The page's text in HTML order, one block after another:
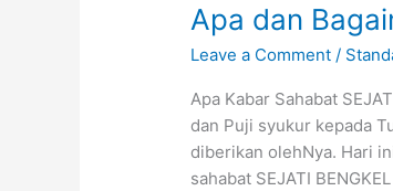
Apa dan
Leave a Comment /
Apa Kabar Sahabat
dan Puji syukur kepada
diberikan olehNya. Hari
sahabat SEJATI
Apa
dan
Bagaimana
TUNE
UP
yang
benar